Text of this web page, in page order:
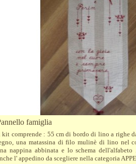
famiglia
kit comprende : 55 cm di bordo di lino a righe
una matassina di filo mulinè di lino nel
nappina abbinata e lo schema dell'alfabeto
l' appedino da scegliere nella categoria